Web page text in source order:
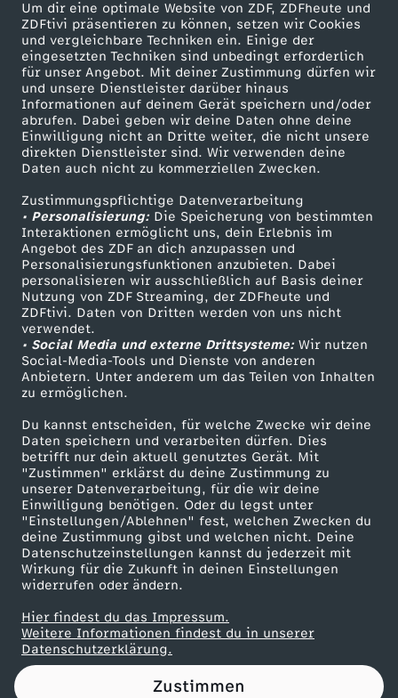
Um dir eine optimale Website von ZDF, ZDFheute und
ZDFtivi präsentieren zu können, setzen wir Cookies
und vergleichbare Techniken ein. Einige der
eingesetzten Techniken sind unbedingt erforderlich
für unser Angebot. Mit deiner Zustimmung dürfen wir
und unsere Dienstleister darüber hinaus
Informationen auf deinem Gerät speichern und/oder
abrufen. Dabei geben wir deine Daten ohne deine
Einwilligung nicht an Dritte weiter, die nicht unsere
direkten Dienstleister sind. Wir verwenden deine
Daten auch nicht zu kommerziellen Zwecken.
Zustimmungspflichtige Datenverarbeitung
• Personalisierung:Die Speicherung von bestimmten
Interaktionen ermöglicht uns, dein Erlebnis im
Angebot des ZDF an dich anzupassen und
Personalisierungsfunktionen anzubieten. Dabei
personalisieren wir ausschließlich auf Basis deiner
Nutzung von ZDF Streaming, der ZDFheute und
ZDFtivi. Daten von Dritten werden von uns nicht
verwendet.
• Social Media und externe Drittsysteme:Wir nutzen
Social-Media-Tools und Dienste von anderen
Anbietern. Unter anderem um das Teilen von Inhalten
zu ermöglichen.
Du kannst entscheiden, für welche Zwecke wir deine
Daten speichern und verarbeiten dürfen. Dies
betrifft nur dein aktuell genutztes Gerät. Mit
"Zustimmen" erklärst du deine Zustimmung zu
unserer Datenverarbeitung, für die wir deine
Einwilligung benötigen. Oder du legst unter
"Einstellungen/Ablehnen" fest, welchen Zwecken du
deine Zustimmung gibst und welchen nicht. Deine
Datenschutzeinstellungen kannst du jederzeit mit
Wirkung für die Zukunft in deinen Einstellungen
widerrufen oder ändern.
Hier findest du das Impressum.
Weitere Informationen findest du in unserer
Datenschutzerklärung.
Zustimmen
n
R
i
t
u
a
l
u
n
d
T
h
e
r
a
p
Mehr ZDF
ZDF-Apps
Smart TV
ZDFtext
Livestreams
Sendungen A-Z
TV-Programm
Service
ZDFmitreden
Kontakt zum ZDF
Tickets
Zuschauerservice
Hilfe
ZDF Unternehmen
Karriere
ZDF goes Schule
Werbefernsehen
Mainzelmännchen
Partner